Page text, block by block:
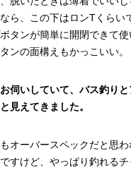
ら、この下はロンTくらい
タンが簡単に開閉できて使
ンの面構えもかっこいい。
伺いしていて、バス釣り
見えてきました。
オーバースペックだと思
すけど、やっぱり釣れる